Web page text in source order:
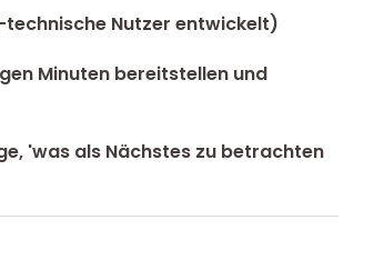
Nutzer entwickelt)
Minuten bereitstellen und
'was als Nächstes zu betrachten